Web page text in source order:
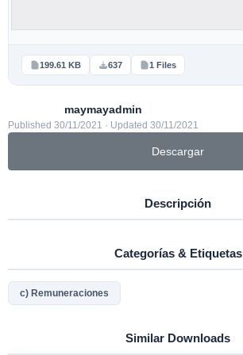
199.61 KB 637 1 Files
maymayadmin
Published 30/11/2021 · Updated 30/11/2021
Descargar
Descripción
Categorías & Etiquetas
c) Remuneraciones
Similar Downloads